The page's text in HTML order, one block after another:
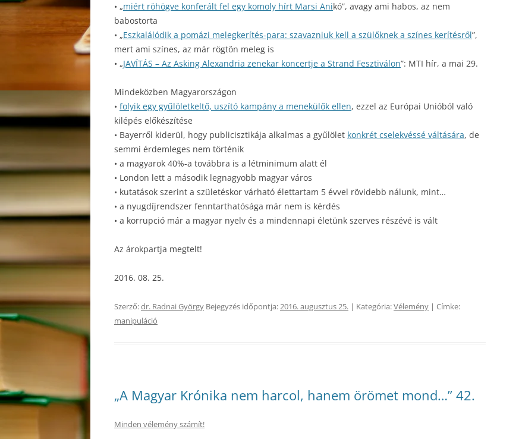
• „miért röhögve konferált fel egy komoly hírt Marsi Anikó”, avagy ami habos, az nem
babostorta
• „Eszkalálódik a pomázi melegkerítés-para: szavazniuk kell a szülőknek a színes kerítésről”,
mert ami színes, az már rögtön meleg is
• „JAVÍTÁS – Az Asking Alexandria zenekar koncertje a Strand Fesztiválon”: MTI hír, a mai 29.
Mindeközben Magyarországon
• folyik egy gyűlöletkeltő, uszító kampány a menekülők ellen, ezzel az Európai Unióból való
kilépés előkészítése
• Bayerről kiderül, hogy publicisztikája alkalmas a gyűlölet konkrét cselekvéssé váltására, de
semmi érdemleges nem történik
• a magyarok 40%-a továbbra is a létminimum alatt él
• London lett a második legnagyobb magyar város
• kutatások szerint a születéskor várható élettartam 5 évvel rövidebb nálunk, mint…
• a nyugdíjrendszer fenntarthatósága már nem is kérdés
• a korrupció már a magyar nyelv és a mindennapi életünk szerves részévé is vált
Az árokpartja megtelt!
2016. 08. 25.
Szerző:dr. Radnai György Bejegyzés időpontja:2016. augusztus 25. | Kategória:Vélemény | Címke:
manipuláció
„A Magyar Krónika nem harcol, hanem örömet mond…” 42.
Minden vélemény számít!